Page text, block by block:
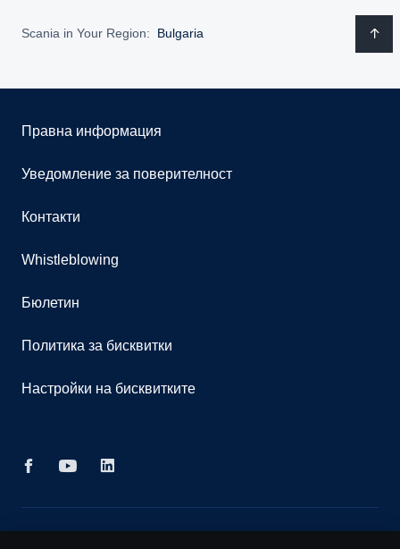
Scania in Your Region: Bulgaria
Правна информация
Уведомление за поверителност
Контакти
Whistleblowing
Бюлетин
Политика за бисквитки
Настройки на бисквитките